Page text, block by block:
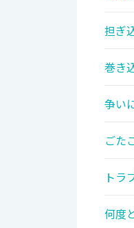
担ぎ
巻き
争い
ごた
トラ
何度